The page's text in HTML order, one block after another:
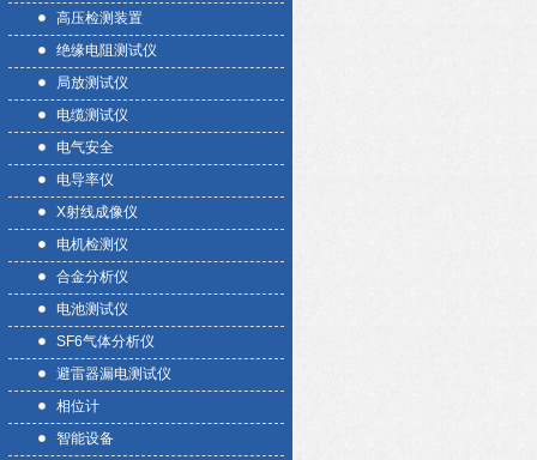
高压检测装置
绝缘电阻测试仪
局放测试仪
电缆测试仪
电气安全
电导率仪
X射线成像仪
电机检测仪
合金分析仪
电池测试仪
SF6气体分析仪
避雷器漏电测试仪
相位计
智能设备